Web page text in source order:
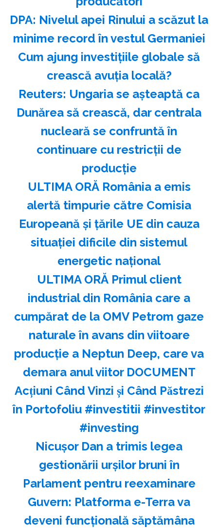
DPA: Nivelul apei Rinului a scăzut la
minime record în vestul Germaniei
Cum ajung investițiile globale să
crească avuția locală?
Reuters: Ungaria se aşteaptă ca
Dunărea să crească, dar centrala
nucleară se confruntă în
continuare cu restricţii de
producţie
ULTIMA ORĂ România a emis
alertă timpurie către Comisia
Europeană și țările UE din cauza
situației dificile din sistemul
energetic național
ULTIMA ORĂ Primul client
industrial din România care a
cumpărat de la OMV Petrom gaze
naturale în avans din viitoare
producție a Neptun Deep, care va
demara anul viitor DOCUMENT
Acțiuni Când Vinzi și Când Păstrezi
în Portofoliu #investitii #investitor
#investing
Nicuşor Dan a trimis legea
gestionării urşilor bruni în
Parlament pentru reexaminare
Guvern: Platforma e-Terra va
deveni funcţională săptămâna